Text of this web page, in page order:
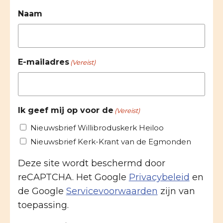
Naam
E-mailadres (Vereist)
Ik geef mij op voor de (Vereist)
Nieuwsbrief Willibroduskerk Heiloo
Nieuwsbrief Kerk-Krant van de Egmonden
Deze site wordt beschermd door
reCAPTCHA. Het Google Privacybeleid en
de Google Servicevoorwaarden zijn van
toepassing.